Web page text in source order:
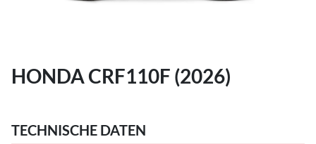
HONDA CRF110F (2026)
TECHNISCHE DATEN